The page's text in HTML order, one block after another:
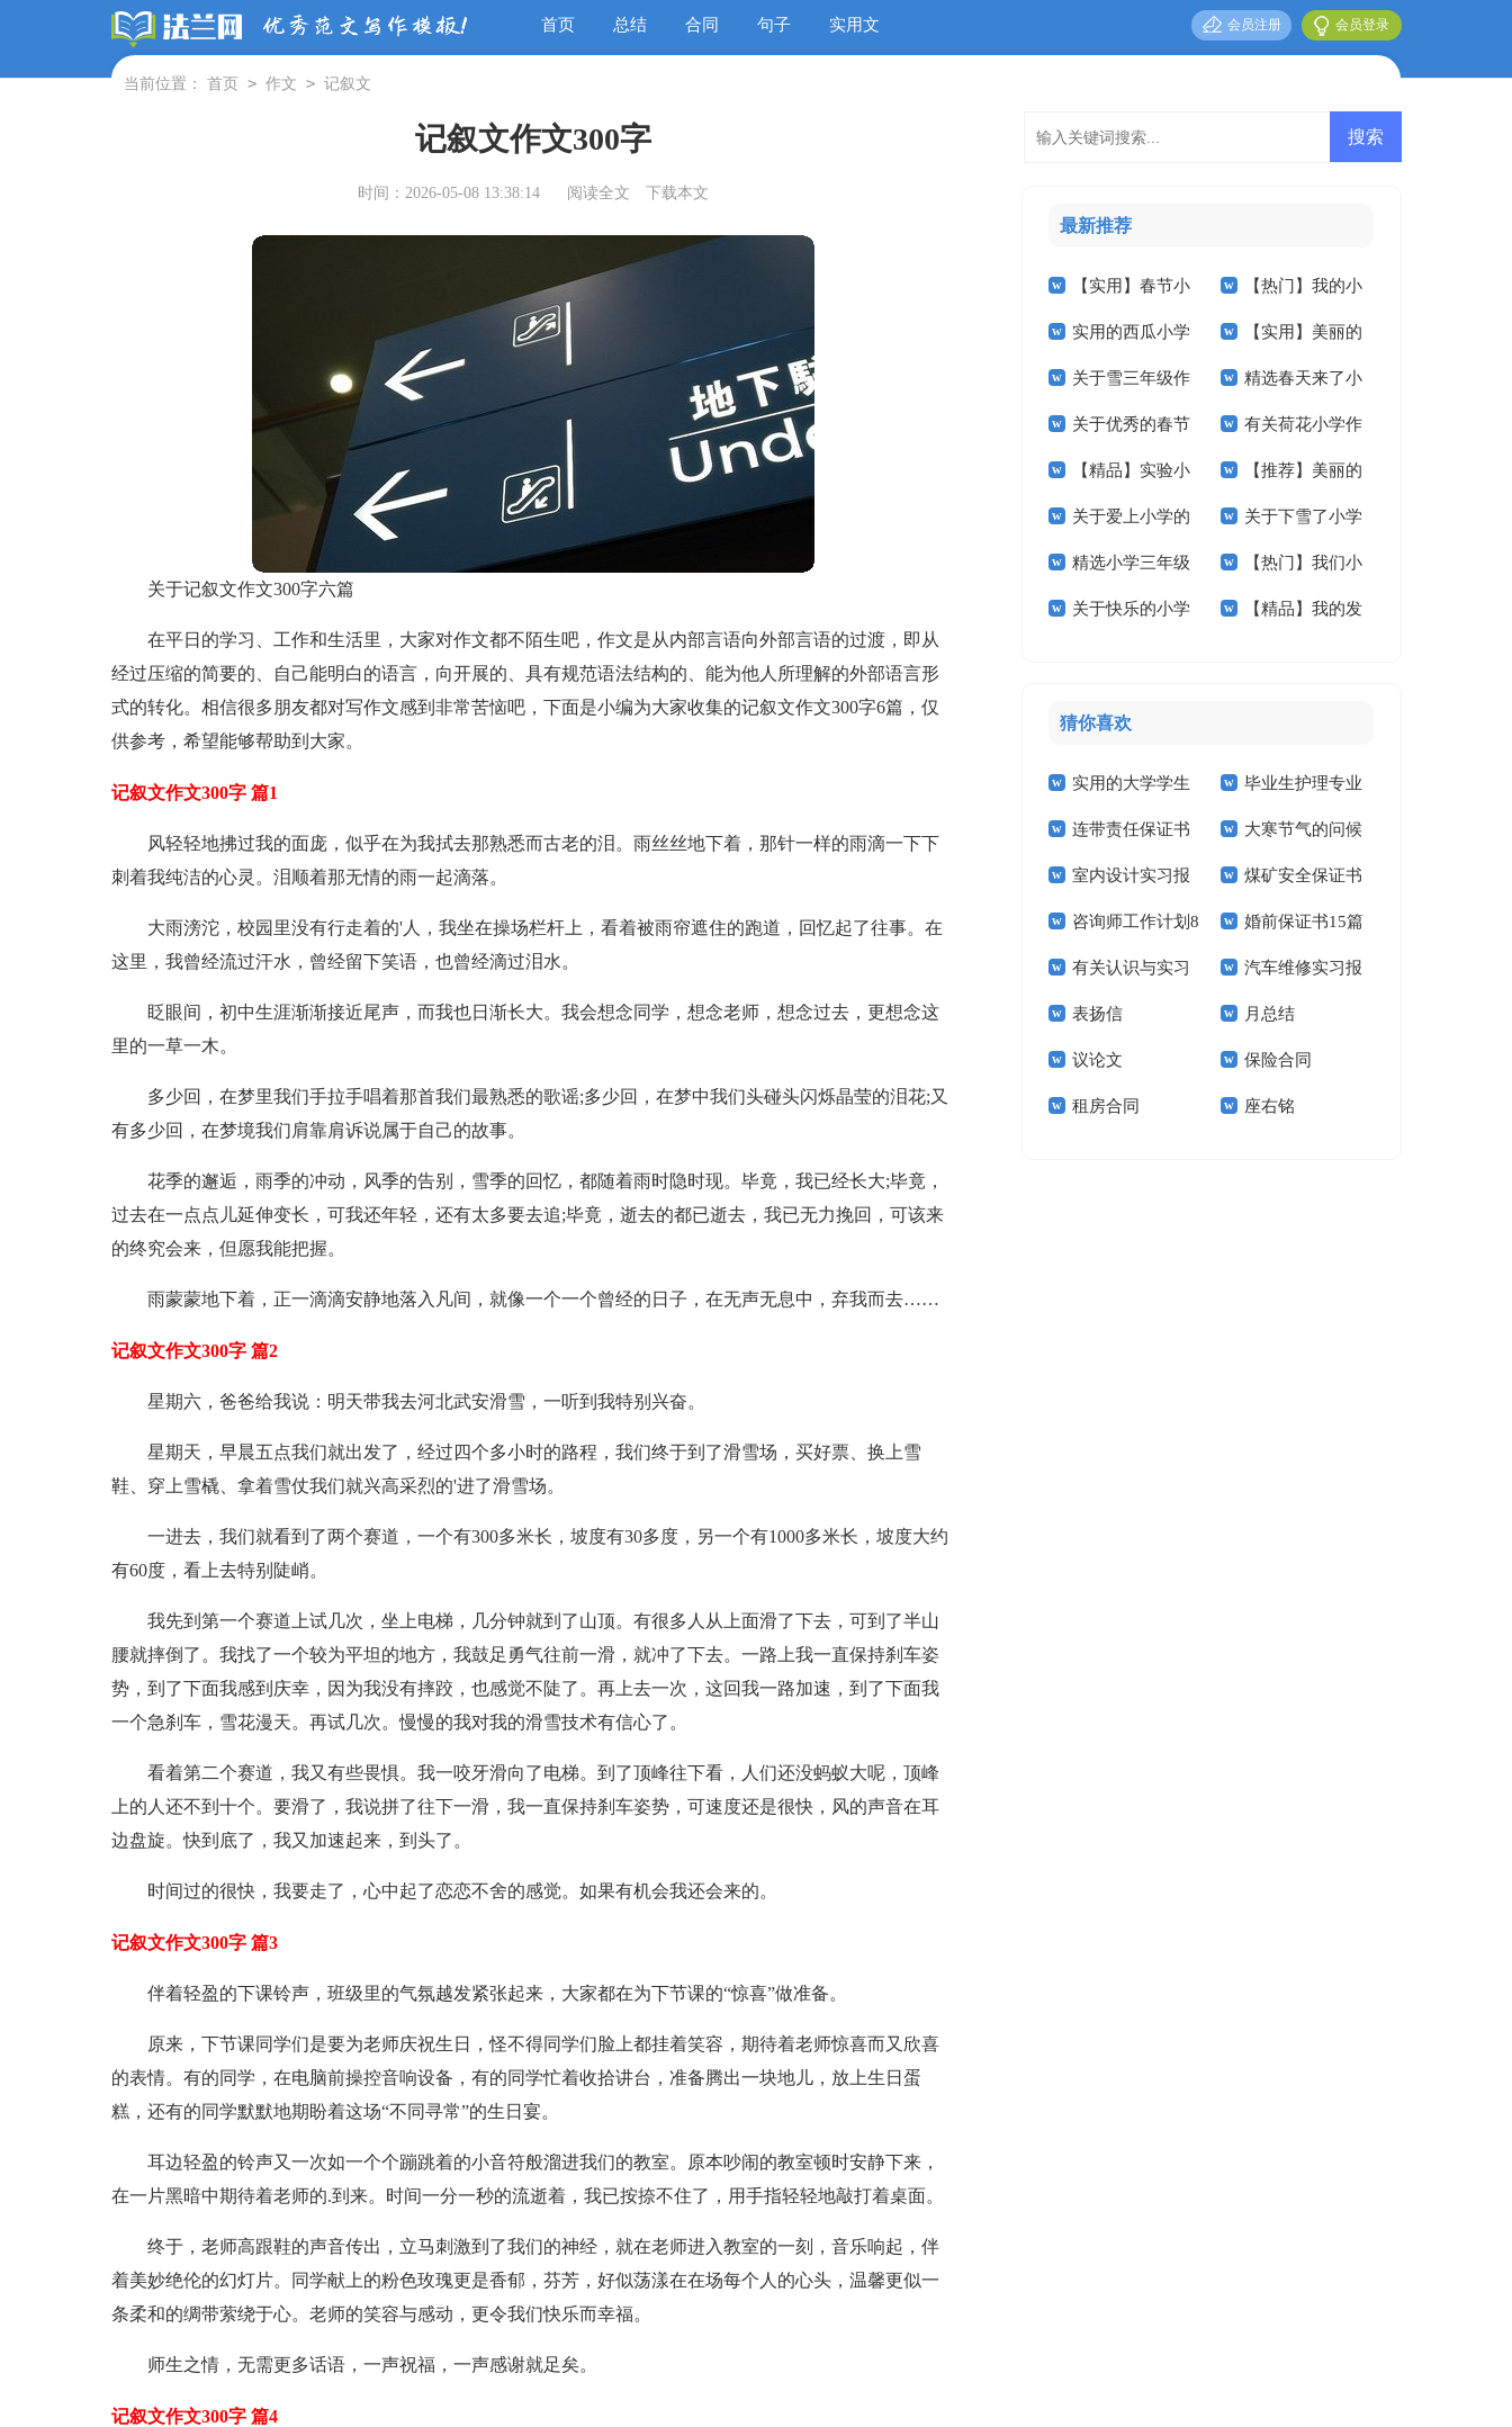
首页 总结 合同 句子 实用文 会员登录
会员注册
当前位置： 首页 > 作文 > 记叙文
记叙文作文300字
时间：2026-05-08 13:38:14 阅读全文 下载本文
关于记叙文作文300字六篇
在平日的学习、工作和生活里，大家对作文都不陌生吧，作文是从内部言语向外部言语的过渡，即从
经过压缩的简要的、自己能明白的语言，向开展的、具有规范语法结构的、能为他人所理解的外部语言形
式的转化。相信很多朋友都对写作文感到非常苦恼吧，下面是小编为大家收集的记叙文作文300字6篇，仅
供参考，希望能够帮助到大家。
记叙文作文300字 篇1
风轻轻地拂过我的面庞，似乎在为我拭去那熟悉而古老的泪。雨丝丝地下着，那针一样的雨滴一下下
刺着我纯洁的心灵。泪顺着那无情的雨一起滴落。
大雨滂沱，校园里没有行走着的'人，我坐在操场栏杆上，看着被雨帘遮住的跑道，回忆起了往事。在
这里，我曾经流过汗水，曾经留下笑语，也曾经滴过泪水。
眨眼间，初中生涯渐渐接近尾声，而我也日渐长大。我会想念同学，想念老师，想念过去，更想念这
里的一草一木。
多少回，在梦里我们手拉手唱着那首我们最熟悉的歌谣;多少回，在梦中我们头碰头闪烁晶莹的泪花;又
有多少回，在梦境我们肩靠肩诉说属于自己的故事。
花季的邂逅，雨季的冲动，风季的告别，雪季的回忆，都随着雨时隐时现。毕竟，我已经长大;毕竟，
过去在一点点儿延伸变长，可我还年轻，还有太多要去追;毕竟，逝去的都已逝去，我已无力挽回，可该来
的终究会来，但愿我能把握。
雨蒙蒙地下着，正一滴滴安静地落入凡间，就像一个一个曾经的日子，在无声无息中，弃我而去……
记叙文作文300字 篇2
星期六，爸爸给我说：明天带我去河北武安滑雪，一听到我特别兴奋。
星期天，早晨五点我们就出发了，经过四个多小时的路程，我们终于到了滑雪场，买好票、换上雪
鞋、穿上雪橇、拿着雪仗我们就兴高采烈的'进了滑雪场。
一进去，我们就看到了两个赛道，一个有300多米长，坡度有30多度，另一个有1000多米长，坡度大约
有60度，看上去特别陡峭。
我先到第一个赛道上试几次，坐上电梯，几分钟就到了山顶。有很多人从上面滑了下去，可到了半山
腰就摔倒了。我找了一个较为平坦的地方，我鼓足勇气往前一滑，就冲了下去。一路上我一直保持刹车姿
势，到了下面我感到庆幸，因为我没有摔跤，也感觉不陡了。再上去一次，这回我一路加速，到了下面我
一个急刹车，雪花漫天。再试几次。慢慢的我对我的滑雪技术有信心了。
看着第二个赛道，我又有些畏惧。我一咬牙滑向了电梯。到了顶峰往下看，人们还没蚂蚁大呢，顶峰
上的人还不到十个。要滑了，我说拼了往下一滑，我一直保持刹车姿势，可速度还是很快，风的声音在耳
边盘旋。快到底了，我又加速起来，到头了。
时间过的很快，我要走了，心中起了恋恋不舍的感觉。如果有机会我还会来的。
记叙文作文300字 篇3
伴着轻盈的下课铃声，班级里的气氛越发紧张起来，大家都在为下节课的“惊喜”做准备。
原来，下节课同学们是要为老师庆祝生日，怪不得同学们脸上都挂着笑容，期待着老师惊喜而又欣喜
的表情。有的同学，在电脑前操控音响设备，有的同学忙着收拾讲台，准备腾出一块地儿，放上生日蛋
糕，还有的同学默默地期盼着这场“不同寻常”的生日宴。
耳边轻盈的铃声又一次如一个个蹦跳着的小音符般溜进我们的教室。原本吵闹的教室顿时安静下来，
在一片黑暗中期待着老师的.到来。时间一分一秒的流逝着，我已按捺不住了，用手指轻轻地敲打着桌面。
终于，老师高跟鞋的声音传出，立马刺激到了我们的神经，就在老师进入教室的一刻，音乐响起，伴
着美妙绝伦的幻灯片。同学献上的粉色玫瑰更是香郁，芬芳，好似荡漾在在场每个人的心头，温馨更似一
条柔和的绸带萦绕于心。老师的笑容与感动，更令我们快乐而幸福。
师生之情，无需更多话语，一声祝福，一声感谢就足矣。
记叙文作文300字 篇4
最新推荐
【实用】春节小
学作文600字4篇
【热门】我的小
学作文5篇
实用的西瓜小学
作文四篇
【实用】美丽的
小学作文3篇
关于雪三年级作
文汇编八篇
精选春天来了小
学作文汇编八篇
关于优秀的春节
小学作文4篇
有关荷花小学作
文锦集7篇
【精品】实验小
学的作文300字4篇
【推荐】美丽的
小学作文合集7篇
关于爱上小学的
作文锦集八篇
关于下雪了小学
作文400字五篇
精选小学三年级
的作文合集六篇
【热门】我们小
学作文合集十篇
关于快乐的小学 【精品】我的发
猜你喜欢
实用的大学学生
实习报告范文锦集六
篇
毕业生护理专业
求职信精选15篇
连带责任保证书 大寒节气的问候
祝福语
室内设计实习报
告汇编15篇
煤矿安全保证书
(15篇)
咨询师工作计划8
篇
婚前保证书15篇
有关认识与实习
报告模板集锦十篇
汽车维修实习报
告(汇编15篇)
表扬信 月总结
议论文 保险合同
租房合同 座右铭